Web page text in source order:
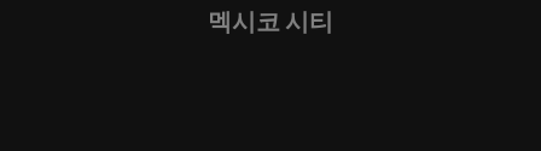
멕시코 시티